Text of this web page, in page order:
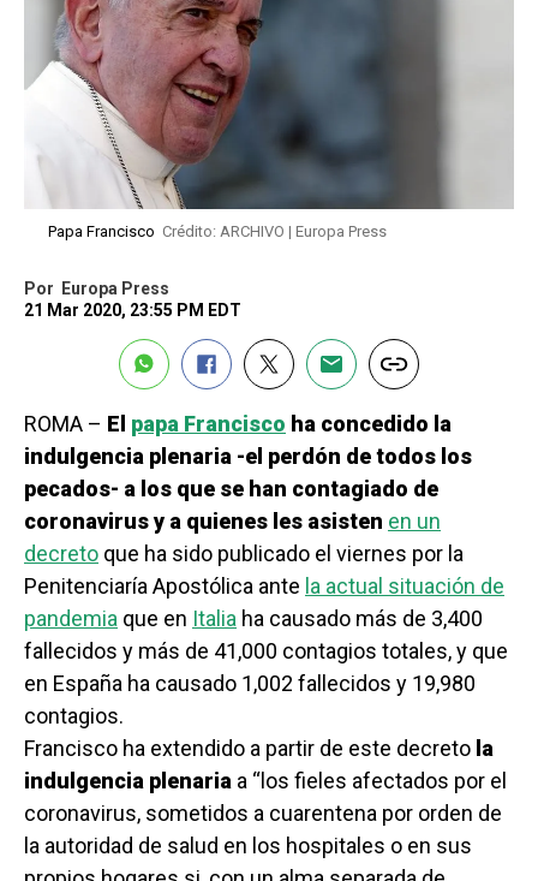
Papa Francisco Crédito: ARCHIVO | Europa Press
Por
Europa Press
21 Mar 2020, 23:55 PM EDT
ROMA – El papa Francisco ha concedido la
indulgencia plenaria -el perdón de todos los
pecados- a los que se han contagiado de
coronavirus y a quienes les asisten en un
decreto que ha sido publicado el viernes por la
Penitenciaría Apostólica ante la actual situación de
pandemia que en Italia ha causado más de 3,400
fallecidos y más de 41,000 contagios totales, y que
en España ha causado 1,002 fallecidos y 19,980
contagios.
Francisco ha extendido a partir de este decreto la
indulgencia plenaria a “los fieles afectados por el
coronavirus, sometidos a cuarentena por orden de
la autoridad de salud en los hospitales o en sus